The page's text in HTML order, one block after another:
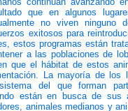
que en algunos
no viven ninguno
exitosos para
estos programas están
a las poblaciones de
que el hábitat de estos
La mayoría de los
del que forman
están en busca de sus
animales medianos y